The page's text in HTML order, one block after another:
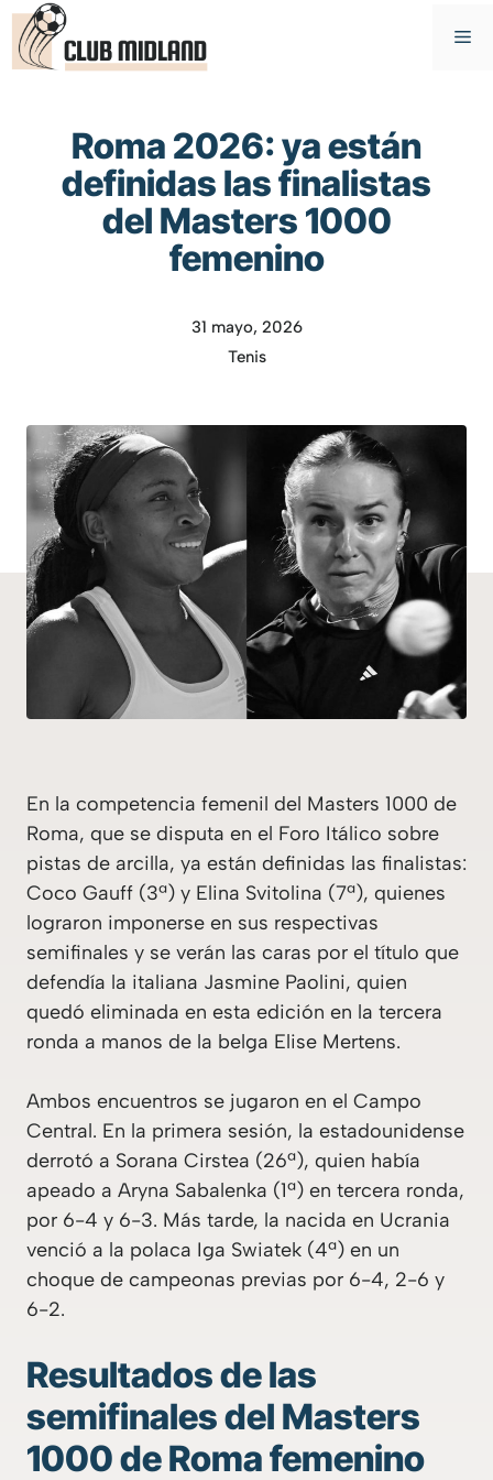
Saltar
contenido
Roma 2026: ya están
definidas las finalistas
del Masters 1000
femenino
31 mayo, 2026
Tenis
En la competencia femenil del Masters 1000 de
Roma, que se disputa en el Foro Itálico sobre
pistas de arcilla, ya están definidas las finalistas:
Coco Gauff (3ª) y Elina Svitolina (7ª), quienes
lograron imponerse en sus respectivas
semifinales y se verán las caras por el título que
defendía la italiana Jasmine Paolini, quien
quedó eliminada en esta edición en la tercera
ronda a manos de la belga Elise Mertens.
Ambos encuentros se jugaron en el Campo
Central. En la primera sesión, la estadounidense
derrotó a Sorana Cirstea (26ª), quien había
apeado a Aryna Sabalenka (1ª) en tercera ronda,
por 6-4 y 6-3. Más tarde, la nacida en Ucrania
venció a la polaca Iga Swiatek (4ª) en un
choque de campeonas previas por 6-4, 2-6 y
6-2.
Resultados de las
semifinales del Masters
1000 de Roma femenino